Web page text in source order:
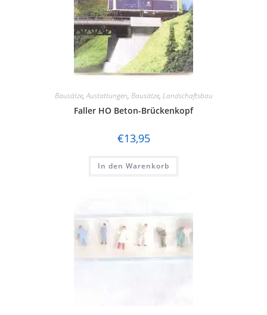
Bausätze,Austattungen, Bausätze, Landschaftsbau
Faller HO Beton-Brückenkopf
€13,95
In den Warenkorb